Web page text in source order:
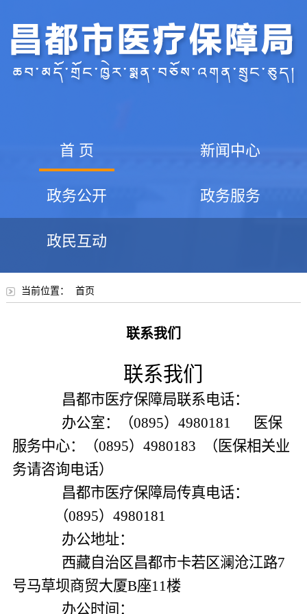
首 页 新闻中心
政务公开 政务服务
政民互动
当前位置： 首页
联系我们
联系我们
昌都市医疗保障局联系电话：
办公室：（0895）4980181 医保
服务中心：（0895）4980183 （医保相关业
务请咨询电话）
昌都市医疗保障局传真电话：
（0895）4980181
办公地址：
西藏自治区昌都市卡若区澜沧江路7
号马草坝商贸大厦B座11楼
办公时间：